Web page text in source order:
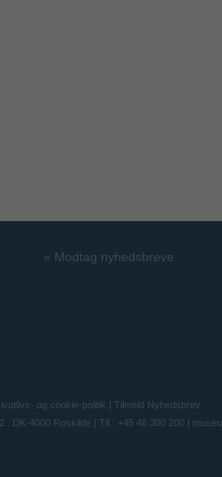
» Modtag nyhedsbreve
og cookie-politik | Tilmeld Nyhedsbrev
. DK-4000 Roskilde | Tlf.: +45 46 300 200 |